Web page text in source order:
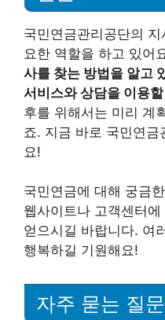
국민연금관리공단의
요한 역할을 하고 있어
사를 찾는 방법을 알고
서비스와 상담을 이용
후를 위해서는 미리 계
죠. 지금 바로 국민연금
요!
국민연금에 대해 궁금
웹사이트나 고객센터
얻으시길 바랍니다. 여
행복하길 기원해요!
자주 묻는 질